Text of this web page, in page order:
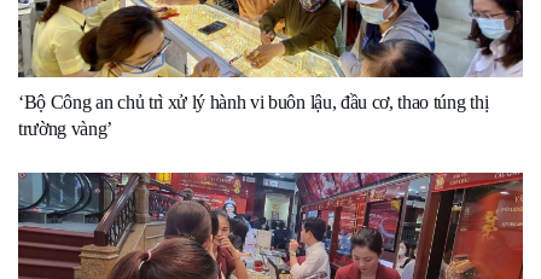
‘Bộ Công an chủ trì xử lý hành vi buôn lậu, đầu cơ, thao túng thị
trường vàng’